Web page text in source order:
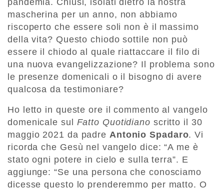
mascherina per un anno, non abbiamo
riscoperto che essere soli non è il massimo
della vita? Questo chiodo sottile non può
essere il chiodo al quale riattaccare il filo di
una nuova evangelizzazione? Il problema sono
le presenze domenicali o il bisogno di avere
qualcosa da testimoniare?
Ho letto in queste ore il commento al vangelo
domenicale sul Fatto Quotidiano scritto il 30
maggio 2021 da padre Antonio Spadaro. Vi
ricorda che Gesù nel vangelo dice: “A me è
stato ogni potere in cielo e sulla terra”. E
aggiunge: “Se una persona che conosciamo
dicesse questo lo prenderemmo per matto. O